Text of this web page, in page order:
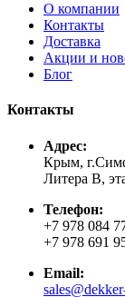
О компании
Контакты
Доставка
Акции и
Блог
Контакты
Адрес:
Крым,
Литера В,
Телефон:
+7 978 084
+7 978 691
Email: